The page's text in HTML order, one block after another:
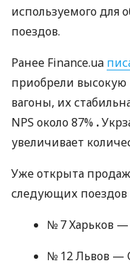
используемого для
поездов.
Ранее Finance.ua
приобрели высокую
вагоны, их
NPS около 87% .
увеличивает
Уже открыта
следующих поездов
№ 7 Харьков —
№ 12 Львов —